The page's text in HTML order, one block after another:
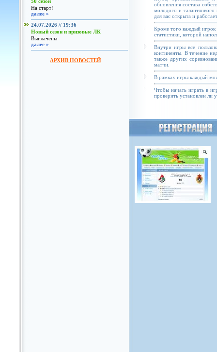
На старт!
далее »
24.07.2026 // 19:36
Новый сезон и призовые ЛК
Выплачены
далее »
АРХИВ НОВОСТЕЙ
обновления состава
молодого и талантливого
для вас открыта и
Кроме того каждый игрок
статистики, которой
Внутри игры все
континенты. В течение
также других
матчи.
В рамках игры каждый
Чтобы начать играть в
проверить установлен ли